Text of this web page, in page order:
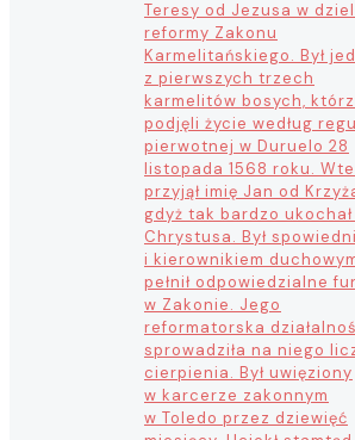
Teresy od Jezusa w
reformy Zakonu
Karmelitańskiego. Był
z pierwszych trzech
karmelitów bosych,
podjęli życie według
pierwotnej w Duruelo 28
listopada 1568 roku.
przyjął imię Jan od
gdyż tak bardzo
Chrystusa. Był
i kierownikiem
pełnił odpowiedzialne
w Zakonie. Jego
reformatorska
sprowadziła na niego
cierpienia. Był uwięziony
w karcerze zakonnym
w Toledo przez dziewięć